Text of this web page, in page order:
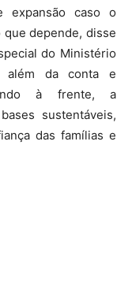
expansão caso o
depende, disse
do Ministério
além da conta e
à frente, a
sustentáveis,
das famílias e